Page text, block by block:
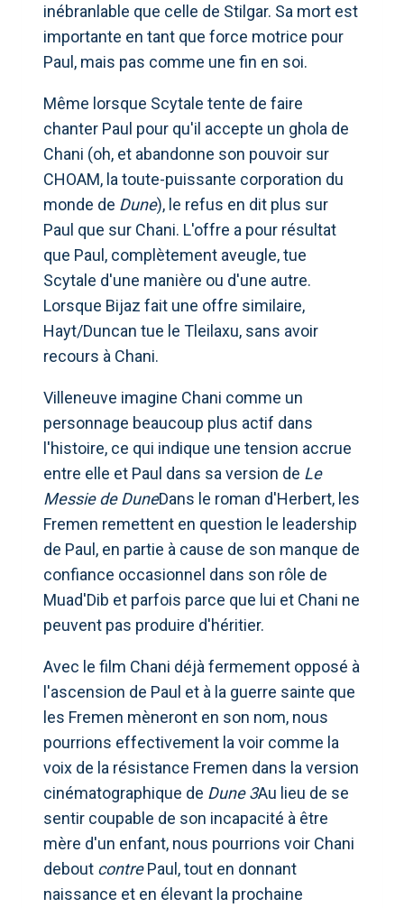
inébranlable que celle de Stilgar. Sa mort est
importante en tant que force motrice pour
Paul, mais pas comme une fin en soi.
Même lorsque Scytale tente de faire
chanter Paul pour qu'il accepte un ghola de
Chani (oh, et abandonne son pouvoir sur
CHOAM, la toute-puissante corporation du
monde de Dune), le refus en dit plus sur
Paul que sur Chani. L'offre a pour résultat
que Paul, complètement aveugle, tue
Scytale d'une manière ou d'une autre.
Lorsque Bijaz fait une offre similaire,
Hayt/Duncan tue le Tleilaxu, sans avoir
recours à Chani.
Villeneuve imagine Chani comme un
personnage beaucoup plus actif dans
l'histoire, ce qui indique une tension accrue
entre elle et Paul dans sa version de Le
Messie de DuneDans le roman d'Herbert, les
Fremen remettent en question le leadership
de Paul, en partie à cause de son manque de
confiance occasionnel dans son rôle de
Muad'Dib et parfois parce que lui et Chani ne
peuvent pas produire d'héritier.
Avec le film Chani déjà fermement opposé à
l'ascension de Paul et à la guerre sainte que
les Fremen mèneront en son nom, nous
pourrions effectivement la voir comme la
voix de la résistance Fremen dans la version
cinématographique de Dune 3Au lieu de se
sentir coupable de son incapacité à être
mère d'un enfant, nous pourrions voir Chani
debout contrePaul, tout en donnant
naissance et en élevant la prochaine